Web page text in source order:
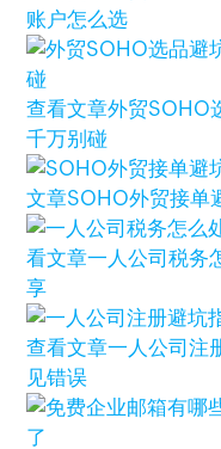
账户怎么选
查看文章外贸SOHO
千万别碰
文章SOHO外贸接单
看文章一人公司税务
享
查看文章一人公司注
见错误